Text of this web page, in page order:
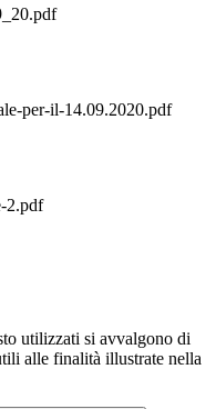
per-il-14.09.2020.pdf
2.pdf
utilizzati si avvalgono di
alle finalità illustrate nella